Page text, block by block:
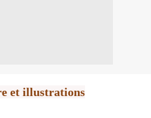
et illustrations